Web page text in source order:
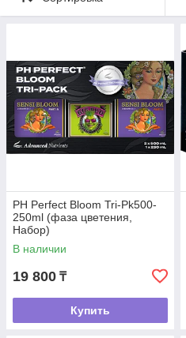
PH Perfect Bloom Tri-Pk500-
250ml (фаза цветения,
Набор)
В наличии
19 800 ₸
Купить